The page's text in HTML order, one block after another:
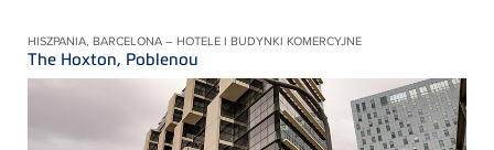
HISZPANIA, BARCELONA – HOTELE I BUDYNKI KOMERCYJNE
The Hoxton, Poblenou